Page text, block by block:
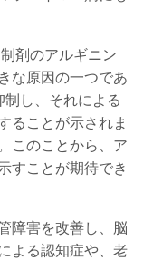
剤のアルギニン
な原因の一つであ
し、それによる
ることが示されま
このことから、ア
すことが期待でき
害を改善し、脳
よる認知症や、老